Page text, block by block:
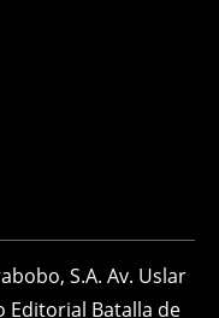
S.A. Av. Uslar
Editorial Batalla de